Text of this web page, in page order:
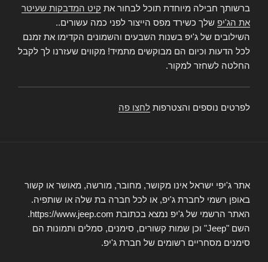
ברשותך חבילה מיוחדת תוכל לבחור את קיט המדבקות שעיטר
את הג'יפ שלך כשירד מפס הייצור לפני כמה עשורים..
השילובים של ג'יפ בשנות השבעים והשמונים הקדימו את זמנם
לכל הדעות וכיום הם מבוקשים מתמיד! מקווים שעזרנו לך לקבל
החלטה לשחזר למקור.
לפרטים נוספים והצטרפות לחצו פה
אתר ג'יפי ישראל אינו מקושר, מחובר, מורשה, מאושר או קשור
באופן רשמי לחברת ג'יפ, או לכל חברה בת שלה או שותפיה.
האתר הרשמי של ג'יפ נמצא בכתובת https://www.jeep.com.
השם "Jeep" וכן שמות קשורים, סימנים, סמלים ותמונות הם
סימנים מסחריים רשומים של חברת ג'יפ.